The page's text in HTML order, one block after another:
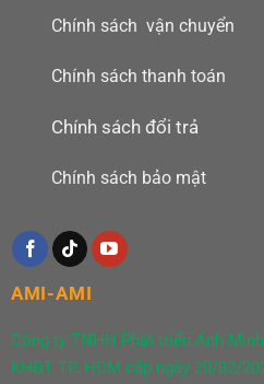
Chính sách vận chuyển
Chính sách thanh toán
Chính sách đổi trả
Chính sách bảo mật
AMI-AMI
Công ty TNHH Phát triển Anh
KHĐT TP. HCM cấp ngày 20/02/